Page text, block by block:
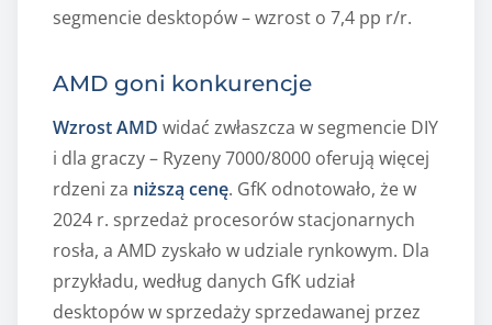
segmencie desktopów – wzrost o 7,4 pp r/r.
AMD goni konkurencje
Wzrost AMD widać zwłaszcza w segmencie DIY
i dla graczy – Ryzeny 7000/8000 oferują więcej
rdzeni za niższą cenę. GfK odnotowało, że w
2024 r. sprzedaż procesorów stacjonarnych
rosła, a AMD zyskało w udziale rynkowym. Dla
przykładu, według danych GfK udział
desktopów w sprzedaży sprzedawanej przez